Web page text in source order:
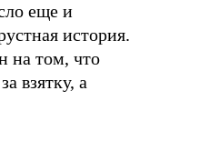
еще и
история.
на том, что
взятку, а